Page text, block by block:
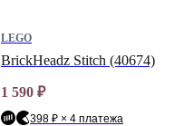
BrickHeadz Stitch (40674)
LEGO
1 590 ₽
398 ₽ × 4 платежа